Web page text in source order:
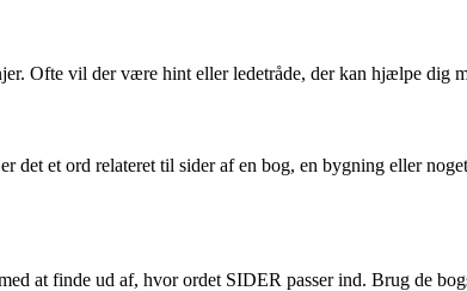
Ofte vil der være hint eller ledetråde, der kan hjælpe dig
et ord relateret til sider af en bog, en bygning eller
at finde ud af, hvor ordet SIDER passer ind. Brug de